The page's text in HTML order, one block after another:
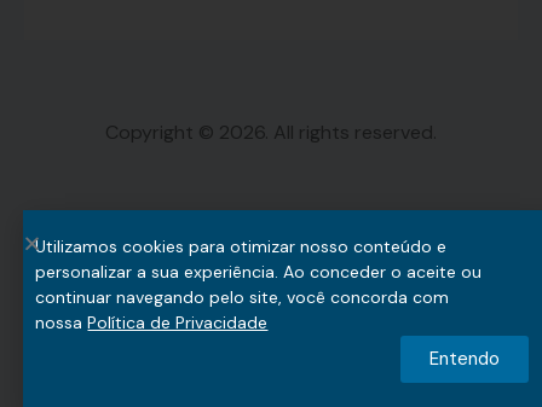
Copyright © 2026. All rights reserved.
Utilizamos cookies para otimizar nosso conteúdo e
personalizar a sua experiência. Ao conceder o aceite ou
continuar navegando pelo site, você concorda com
nossaPolítica de Privacidade
Entendo